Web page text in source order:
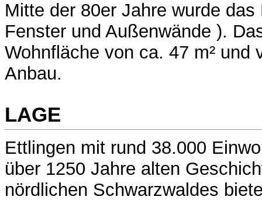
Mitte der 80er Jahre wurde
Fenster und Außenwände ).
Wohnfläche von ca. 47 m² und
Anbau.
LAGE
Ettlingen mit rund 38.000
über 1250 Jahre alten
nördlichen Schwarzwaldes